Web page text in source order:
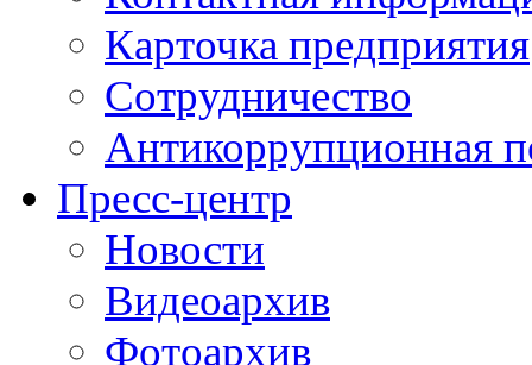
Карточка предприятия
Сотрудничество
Антикоррупционная
Пресс-центр
Новости
Видеоархив
Фотоархив